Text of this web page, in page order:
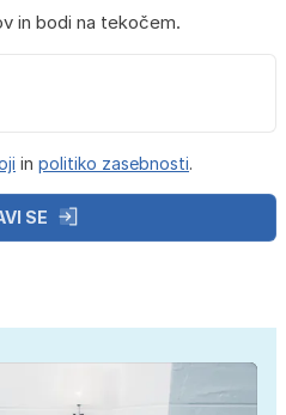
in bodi na tekočem.
in politiko zasebnosti.
SE